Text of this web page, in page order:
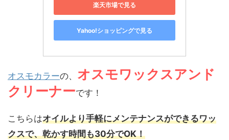
楽天市場で見る
Yahoo!ショッピングで見る
オスモカラーの、 オスモワックスアンド
クリーナーです！
こちらはオイルより手軽にメンテナンスができるワッ
クスで、乾かす時間も30分でOK！